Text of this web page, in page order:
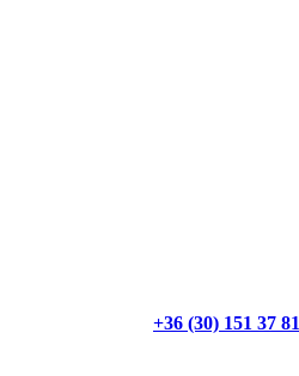
+36 (30) 151 37 81